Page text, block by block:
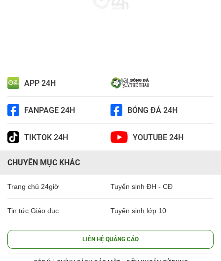
APP 24H
FANPAGE 24H BÓNG ĐÁ 24H
TIKTOK 24H YOUTUBE 24H
CHUYÊN MỤC KHÁC
Trang chủ 24giờ Tuyển sinh ĐH - CĐ
Tin tức Giáo dục Tuyển sinh lớp 10
LIÊN HỆ QUẢNG CÁO